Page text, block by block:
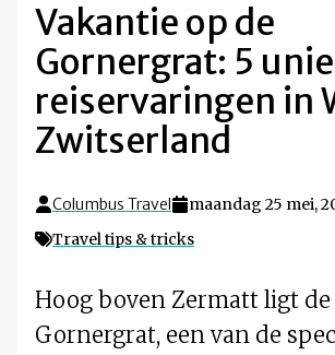
Vakantie op de
Gornergrat: 5
reiservaringen in
Zwitserland
Columbus Travel
maandag 25 mei,
Travel tips & tricks
Hoog boven Zermatt ligt de
Gornergrat, een van de